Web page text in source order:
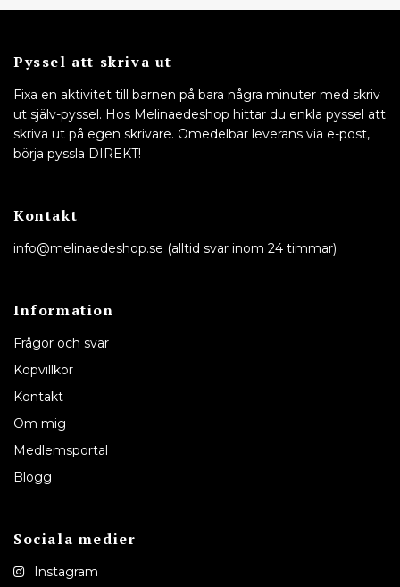
Pyssel att skriva ut
Fixa en aktivitet till barnen på bara några minuter med skriv
ut själv-pyssel. Hos Melinaedeshop hittar du enkla pyssel att
skriva ut på egen skrivare. Omedelbar leverans via e-post,
börja pyssla DIREKT!
Kontakt
info@melinaedeshop.se (alltid svar inom 24 timmar)
Information
Frågor och svar
Köpvillkor
Kontakt
Om mig
Medlemsportal
Blogg
Sociala medier
Instagram